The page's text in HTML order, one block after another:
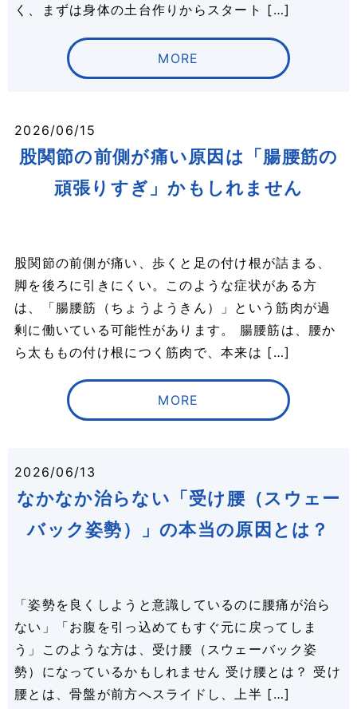
く、まずは身体の土台作りからスタート […]
MORE
2026/06/15
股関節の前側が痛い原因は「腸腰筋の
頑張りすぎ」かもしれません
股関節の前側が痛い、歩くと足の付け根が詰まる、
脚を後ろに引きにくい。このような症状がある方
は、「腸腰筋（ちょうようきん）」という筋肉が過
剰に働いている可能性があります。 腸腰筋は、腰か
ら太ももの付け根につく筋肉で、本来は […]
MORE
2026/06/13
なかなか治らない「受け腰（スウェー
バック姿勢）」の本当の原因とは？
「姿勢を良くしようと意識しているのに腰痛が治ら
ない」「お腹を引っ込めてもすぐ元に戻ってしま
う」このような方は、受け腰（スウェーバック姿
勢）になっているかもしれません 受け腰とは？ 受け
腰とは、骨盤が前方へスライドし、上半 […]